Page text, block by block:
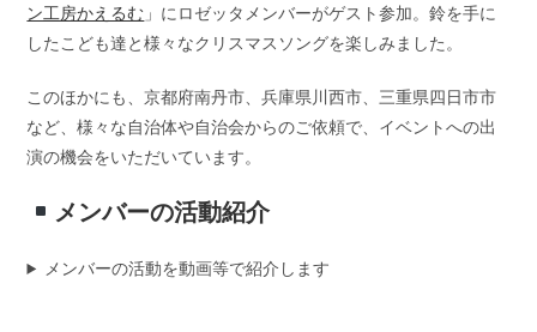
ン工房かえるむ 」にロゼッタメンバーがゲスト参加。鈴を手に
したこども達と様々なクリスマスソングを楽しみました。
このほかにも、京都府南丹市、兵庫県川西市、三重県四日市市
など、様々な自治体や自治会からのご依頼で、イベントへの出
演の機会をいただいています。
メンバーの活動紹介
メンバーの活動を動画等で紹介します